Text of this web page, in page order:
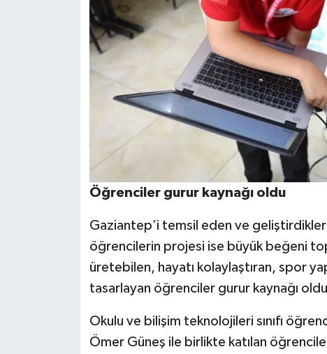
Öğrenciler gurur kaynağı oldu
Gaziantep’i temsil eden ve
öğrencilerin projesi ise büyük beğeni
üretebilen, hayatı kolaylaştıran, spor
tasarlayan öğrenciler gurur kaynağı
Okulu ve bilişim teknolojileri sınıfı
Ömer Güneş ile birlikte katılan